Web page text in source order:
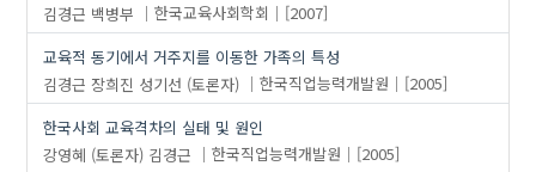
김경근 백병부 한국교육사회학회
[2007]
교육적 동기에서 거주지를 이동한 가족의 특성
김경근 장희진 성기선 (토론자) 한국직업능력개발원
[2005]
한국사회 교육격차의 실태 및 원인
강영혜 (토론자) 김경근 한국직업능력개발원
[2005]